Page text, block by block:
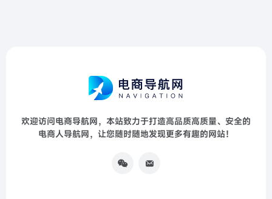
欢迎访问电商导航网，本站致力于打造高品质高质量、安全的
电商人导航网，让您随时随地发现更多有趣的网站！